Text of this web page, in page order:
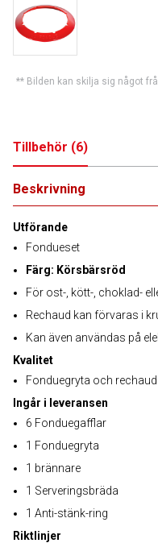
** Bilden kan skilja sig något
Tillbehör (6)
Beskrivning
Utförande
Fondueset
Färg: Körsbärsröd
För ost-, kött-, choklad-
Rechaud kan förvaras i
Kan även användas på
Kvalitet
Fonduegryta och
Ingår i leveransen
6 Fonduegafflar
1 Fonduegryta
1 brännare
1 Serveringsbräda
1 Anti-stänk-ring
Riktlinjer